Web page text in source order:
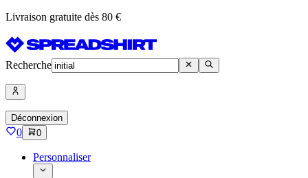
Livraison gratuite dès 80 €
Recherche
Déconnexion
0 0
Personnaliser